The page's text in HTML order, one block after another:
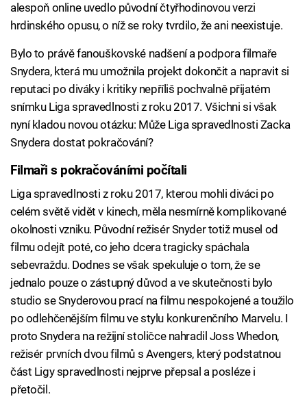
alespoň online uvedlo původní čtyřhodinovou verzi
hrdinského opusu, o níž se roky tvrdilo, že ani neexistuje.
Bylo to právě fanouškovské nadšení a podpora filmaře
Snydera, která mu umožnila projekt dokončit a napravit si
reputaci po diváky i kritiky nepříliš pochvalně přijatém
snímku Liga spravedlnosti z roku 2017. Všichni si však
nyní kladou novou otázku: Může Liga spravedlnosti Zacka
Snydera dostat pokračování?
Filmaři s pokračováními počítali
Liga spravedlnosti z roku 2017, kterou mohli diváci po
celém světě vidět v kinech, měla nesmírně komplikované
okolnosti vzniku. Původní režisér Snyder totiž musel od
filmu odejít poté, co jeho dcera tragicky spáchala
sebevraždu. Dodnes se však spekuluje o tom, že se
jednalo pouze o zástupný důvod a ve skutečnosti bylo
studio se Snyderovou prací na filmu nespokojené a toužilo
po odlehčenějším filmu ve stylu konkurenčního Marvelu. I
proto Snydera na režijní stoličce nahradil Joss Whedon,
režisér prvních dvou filmů s Avengers, který podstatnou
část Ligy spravedlnosti nejprve přepsal a posléze i
přetočil.